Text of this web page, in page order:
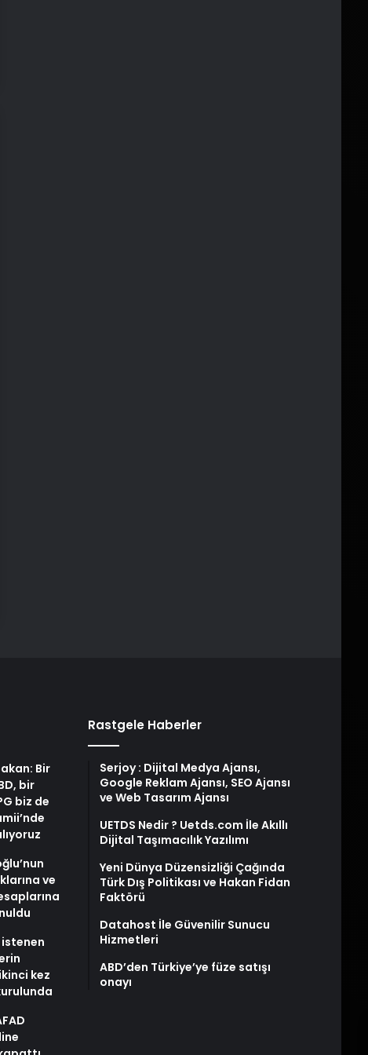
Bir
bir
biz de
ve
istenen
kez
Rastgele Haberler
Serjoy : Dijital Medya Ajansı,
Google Reklam Ajansı, SEO Ajansı
ve Web Tasarım Ajansı
UETDS Nedir ? Uetds.com İle Akıllı
Dijital Taşımacılık Yazılımı
Yeni Dünya Düzensizliği Çağında
Türk Dış Politikası ve Hakan Fidan
Faktörü
Datahost İle Güvenilir Sunucu
Hizmetleri
ABD’den Türkiye’ye füze satışı
onayı